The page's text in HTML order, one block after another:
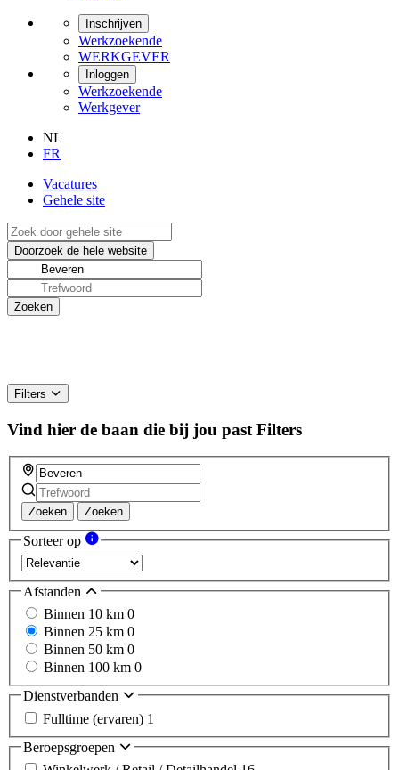
Inschrijven
Werkzoekende
WERKGEVER
Inloggen
Werkzoekende
Werkgever
NL
FR
Vacatures
Gehele site
Filters
Vind hier de baan die bij jou past Filters
Zoeken Zoeken
Sorteer op
Afstanden
Binnen 10 km 0
Binnen 25 km 0
Binnen 50 km 0
Binnen 100 km 0
Dienstverbanden
Fulltime (ervaren) 1
Beroepsgroepen